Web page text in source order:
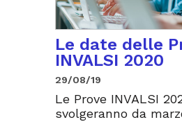
Le date delle
INVALSI 2020
29/08/19
Le Prove INVALSI
svolgeranno da